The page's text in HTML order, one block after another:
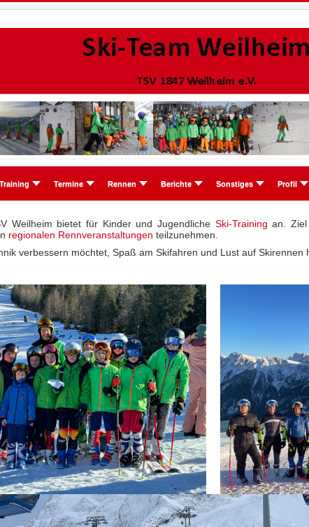
Training Termine Rennen Berichte Sonstiges Profil
Weilheim bietet für Kinder und Jugendliche Ski-Training an.
regionalen Rennveranstaltungen teilzunehmen.
verbessern möchtet, Spaß am Skifahren und Lust auf Skirennen